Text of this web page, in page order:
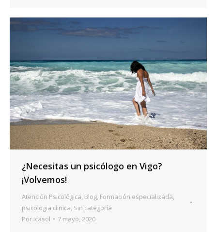
¿Necesitas un psicólogo en Vigo?
¡Volvemos!
Atención Psicológica Blog Formación especializada
psicologia clinica Sin categoría
Por icasol 7 mayo, 2020